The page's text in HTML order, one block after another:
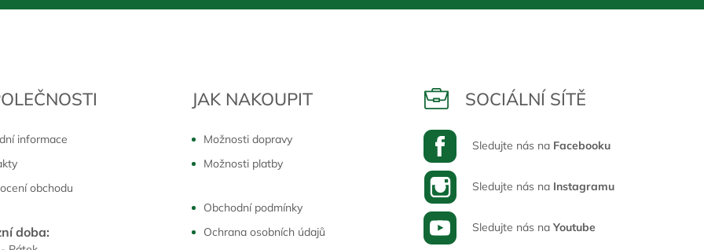
informace
obchodu
doba:
JAK NAKOUPIT
Možnosti dopravy
Možnosti platby
Obchodní podmínky
Ochrana osobních údajů
SOCIÁLNÍ SÍTĚ
Sledujte nás na Facebooku
Sledujte nás na Instagramu
Sledujte nás na Youtube